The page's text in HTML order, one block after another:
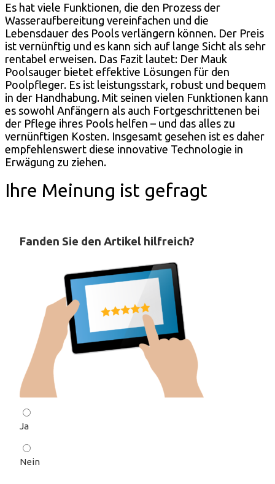
Es hat viele Funktionen, die den Prozess der
Wasseraufbereitung vereinfachen und die
Lebensdauer des Pools verlängern können. Der Preis
ist vernünftig und es kann sich auf lange Sicht als sehr
rentabel erweisen. Das Fazit lautet: Der Mauk
Poolsauger bietet effektive Lösungen für den
Poolpfleger. Es ist leistungsstark, robust und bequem
in der Handhabung. Mit seinen vielen Funktionen kann
es sowohl Anfängern als auch Fortgeschrittenen bei
der Pflege ihres Pools helfen – und das alles zu
vernünftigen Kosten. Insgesamt gesehen ist es daher
empfehlenswert diese innovative Technologie in
Erwägung zu ziehen.
Ihre Meinung ist gefragt
Fanden Sie den Artikel hilfreich?
Ja
Nein